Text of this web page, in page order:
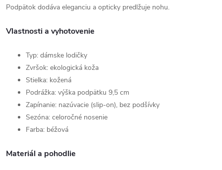
Podpätok dodáva eleganciu a opticky predlžuje nohu.
Vlastnosti a vyhotovenie
Typ: dámske lodičky
Zvršok: ekologická koža
Stielka: kožená
Podrážka: výška podpätku 9,5 cm
Zapínanie: nazúvacie (slip-on), bez podšívky
Sezóna: celoročné nosenie
Farba: béžová
Materiál a pohodlie